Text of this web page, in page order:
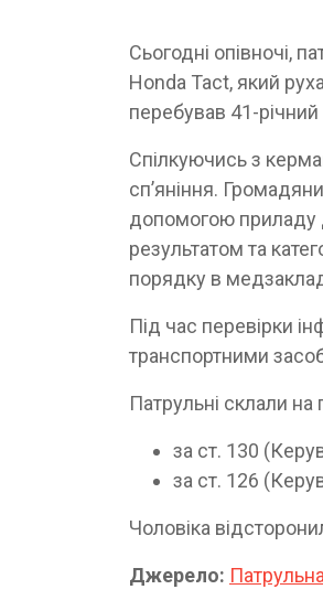
Сьогодні опівночі,
Honda Tact, який
перебував 41-річний
Спілкуючись з
сп’яніння.
допомогою приладу
результатом та
порядку в
Під час перевірки
транспортними
Патрульні склали
за ст. 130
за ст. 126
Чоловіка
Джерело: